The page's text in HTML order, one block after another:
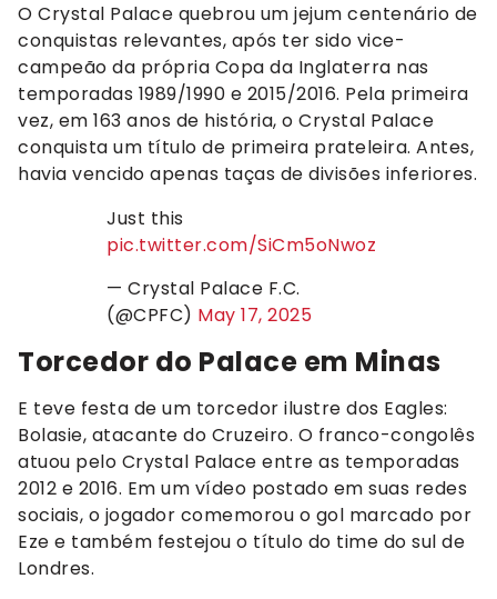
O Crystal Palace quebrou um jejum centenário de
conquistas relevantes, após ter sido vice-
campeão da própria Copa da Inglaterra nas
temporadas 1989/1990 e 2015/2016. Pela primeira
vez, em 163 anos de história, o Crystal Palace
conquista um título de primeira prateleira. Antes,
havia vencido apenas taças de divisões inferiores.
Just this
pic.twitter.com/SiCm5oNwoz
— Crystal Palace F.C.
(@CPFC) May 17, 2025
Torcedor do Palace em Minas
E teve festa de um torcedor ilustre dos Eagles:
Bolasie, atacante do Cruzeiro. O franco-congolês
atuou pelo Crystal Palace entre as temporadas
2012 e 2016. Em um vídeo postado em suas redes
sociais, o jogador comemorou o gol marcado por
Eze e também festejou o título do time do sul de
Londres.